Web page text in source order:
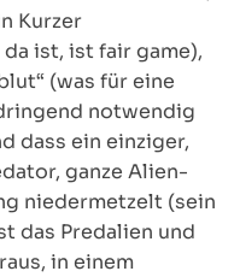
Kurzer
ist, ist fair game),
(was für eine
notwendig
dass ein einziger,
ganze Alien-
niedermetzelt (sein
das Predalien und
in einem